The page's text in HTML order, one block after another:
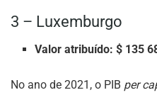
3 – Luxemburgo
Valor atribuído: $ 135
No ano de 2021, o PIB per